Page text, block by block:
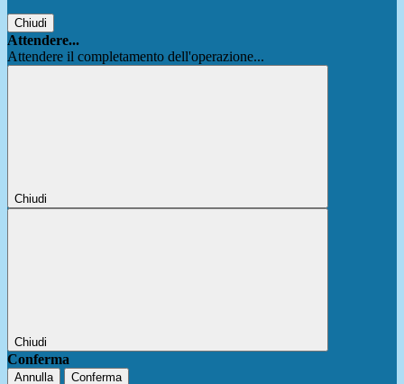
Chiudi
Attendere...
Attendere il completamento dell'operazione...
Chiudi
Chiudi
Conferma
Annulla Conferma